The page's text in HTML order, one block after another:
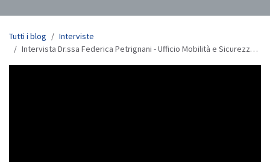
Tutti i blog
Interviste
Intervista Dr.ssa Federica Petrignani - Ufficio Mobilità e Sicurezza Stradale dell'ACI